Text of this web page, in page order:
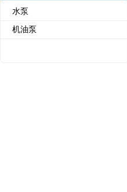
水泵
机油泵